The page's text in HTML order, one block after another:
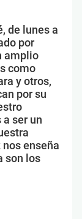
de lunes a
por
amplio
como
y otros,
por su
ser un
enseña
son los